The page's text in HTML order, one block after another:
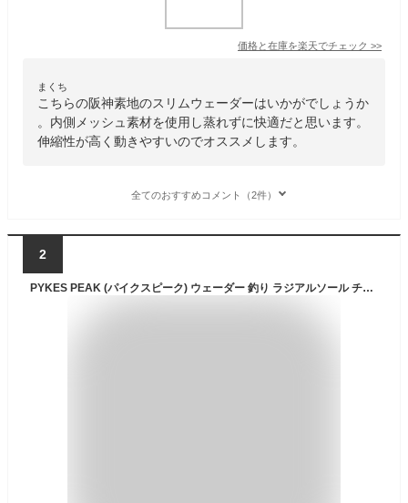
価格と在庫を楽天でチェック >>
まくち
こちらの阪神素地のスリムウェーダーはいかがでしょうか
。内側メッシュ素材を使用し蒸れずに快適だと思います。
伸縮性が高く動きやすいのでオススメします。
全てのおすすめコメント（2件）
2
PYKES PEAK (パイクスピーク) ウェーダー 釣り ラジアルソール チェストハイ サーフ 選べる2タイプ 完全防水 ナイロン 内側がベタつかない